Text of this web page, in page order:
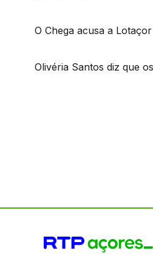
O Chega acusa a
Olivéria Santos diz que